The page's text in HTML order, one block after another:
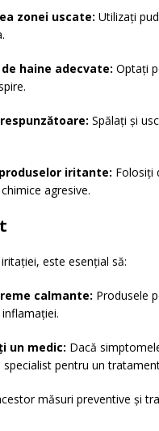
zonei uscate: Utilizați
haine adecvate: Optați
Spălați și
iritante: Folosiți
agresive.
este esențial să:
calmante: Produsele
un medic: Dacă
specialist pentru un
măsuri preventive și